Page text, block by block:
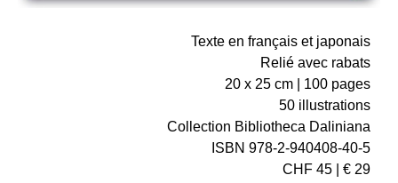
Texte en français et japonais
Relié avec rabats
20 x 25 cm | 100 pages
50 illustrations
Collection Bibliotheca Daliniana
ISBN 978-2-940408-40-5
CHF 45 | € 29